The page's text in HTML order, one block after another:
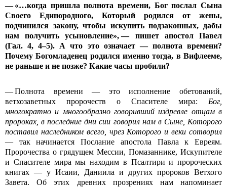
— «…когда пришла полнота времени, Бог послал Сына
Своего Единородного, Который родился от жены,
подчинился закону, чтобы искупить подзаконных, дабы
нам получить усыновление», — пишет апостол Павел
(Гал. 4, 4–5). А что это означает — полнота времени?
Почему Богомладенец родился именно тогда, в Вифлееме,
не раньше и не позже? Какие часы пробили?
— Полнота времени — это исполнение обетований,
ветхозаветных пророчеств о Спасителе мира: Бог,
многократно и многообразно говоривший издревле отцам в
пророках, в последние дни сии говорил нам в Сыне, Которого
поставил наследником всего, чрез Которого и веки сотворил
— так начинается Послание апостола Павла к Евреям.
Пророчества о грядущем Мессии, Помазаннике, Искупителе
и Спасителе мира мы находим в Псалтири и пророческих
книгах — у Исаии, Даниила и других пророков Ветхого
Завета. Об этих древних прозрениях нам напоминает